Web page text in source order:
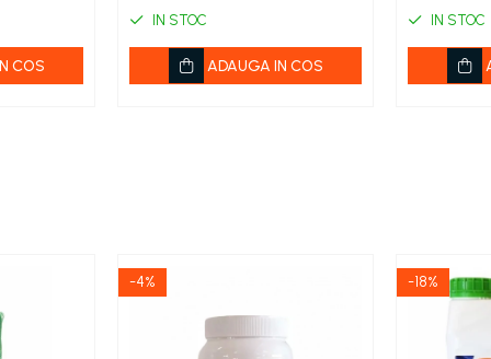
COS
IN STOC
ADAUGA IN COS
Coacere
IN STOC
-4% -18%